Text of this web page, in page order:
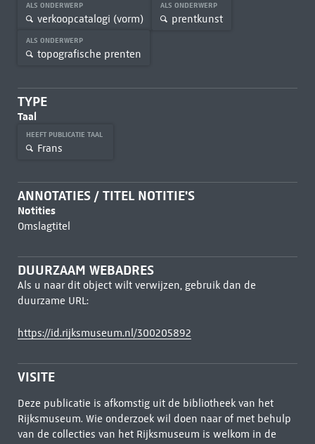
ALS ONDERWERP
verkoopcatalogi (vorm)
ALS ONDERWERP
prentkunst
ALS ONDERWERP
topografische prenten
TYPE
Taal
HEEFT PUBLICATIE TAAL
Frans
ANNOTATIES / TITEL NOTITIE'S
Notities
Omslagtitel
DUURZAAM WEBADRES
Als u naar dit object wilt verwijzen, gebruik dan de
duurzame URL:
https://id.rijksmuseum.nl/300205892
VISITE
Deze publicatie is afkomstig uit de bibliotheek van het
Rijksmuseum. Wie onderzoek wil doen naar of met behulp
van de collecties van het Rijksmuseum is welkom in de